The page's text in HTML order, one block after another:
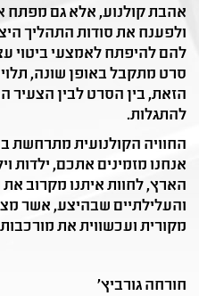
אהבת קולנוע, אלא גם מפתח
ולפענח את סודות התהליך
להם להיפתח לאמצעי ביטוי
סרט מתקבל באופן שונה,
הזאת, בין הסרט לבין הצעיר
להתגלות.
החוויה הקולנועית מתרחשת
אנחנו מזמינים אתכם, ילדות
הארץ, לחוות איתנו מקרוב
והעלילתיים שבהיצע, אשר
מקורית ועכשווית את
חורחה גורביץ'